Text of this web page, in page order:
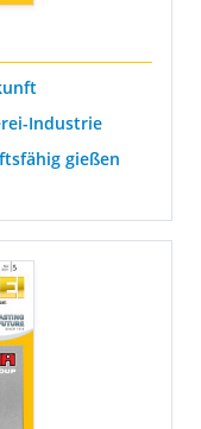
Industrie
gießen